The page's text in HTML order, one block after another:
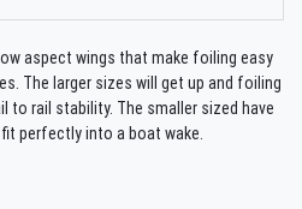
aspect wings that make foiling easy
The larger sizes will get up and foiling
to rail stability. The smaller sized have
perfectly into a boat wake.